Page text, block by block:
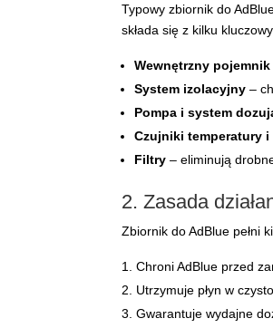
Typowy zbiornik do
składa się z kilku
Wewnętrzny pojemnik
System izolacyjny –
Pompa i system
Czujniki temperatury i
Filtry – eliminują
2. Zasada
Zbiornik do AdBlue pełni
Chroni AdBlue przed
Utrzymuje płyn w
Gwarantuje wydajne